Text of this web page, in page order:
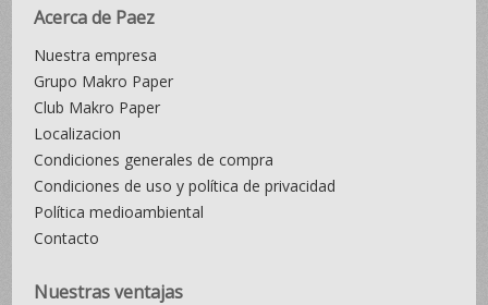
Acerca de Paez
Nuestra empresa
Grupo Makro Paper
Club Makro Paper
Localizacion
Condiciones generales de compra
Condiciones de uso y política de privacidad
Política medioambiental
Contacto
Nuestras ventajas